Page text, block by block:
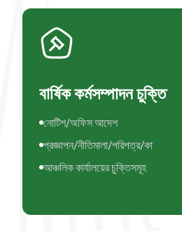
বার্ষিক কর্মসম্পাদন চুক্তি
নোটিশ/অফিস আদেশ
প্রজ্ঞাপন/নীতিমালা/পরিপত্র/কা
আঞ্চলিক কার্যালয়ের চুক্তিসমূহ